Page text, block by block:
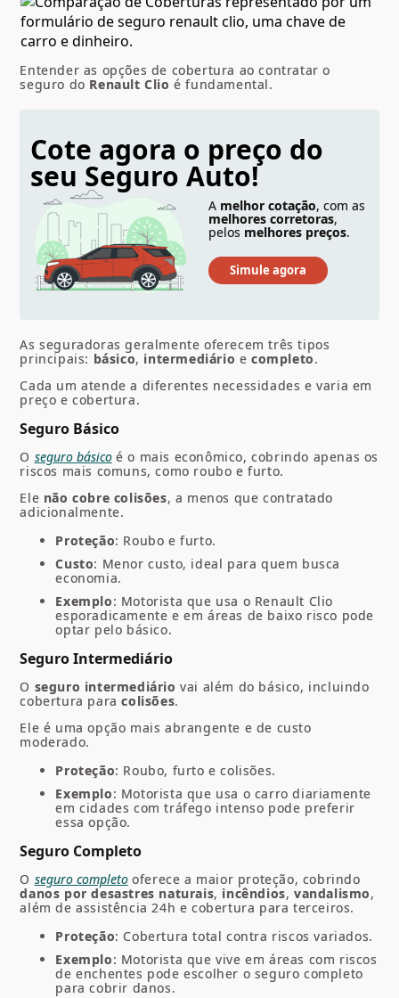
Entender as opções de cobertura ao contratar o
seguro do Renault Clio é fundamental.
Cote agora o preço do
seu Seguro Auto!
A melhor cotação, com as
melhores corretoras,
pelos melhores preços.
As seguradoras geralmente oferecem três tipos
principais: básico, intermediário ecompleto.
Cada um atende a diferentes necessidades e varia em
preço e cobertura.
Seguro Básico
O seguro básicoé o mais econômico, cobrindo apenas os
riscos mais comuns, como roubo e furto.
Ele não cobre colisões, a menos que contratado
adicionalmente.
Proteção: Roubo e furto.
Custo: Menor custo, ideal para quem busca
economia.
Exemplo: Motorista que usa o Renault Clio
esporadicamente e em áreas de baixo risco pode
optar pelo básico.
Seguro Intermediário
O seguro intermediário vai além do básico, incluindo
cobertura paracolisões.
Ele é uma opção mais abrangente e de custo
moderado.
Proteção: Roubo, furto e colisões.
Exemplo: Motorista que usa o carro diariamente
em cidades com tráfego intenso pode preferir
essa opção.
Seguro Completo
O seguro completooferece a maior proteção, cobrindo
danos por desastres naturais, incêndios,vandalismo,
além de assistência 24h e cobertura para terceiros.
Proteção: Cobertura total contra riscos variados.
Exemplo: Motorista que vive em áreas com riscos
de enchentes pode escolher o seguro completo
para cobrir danos.